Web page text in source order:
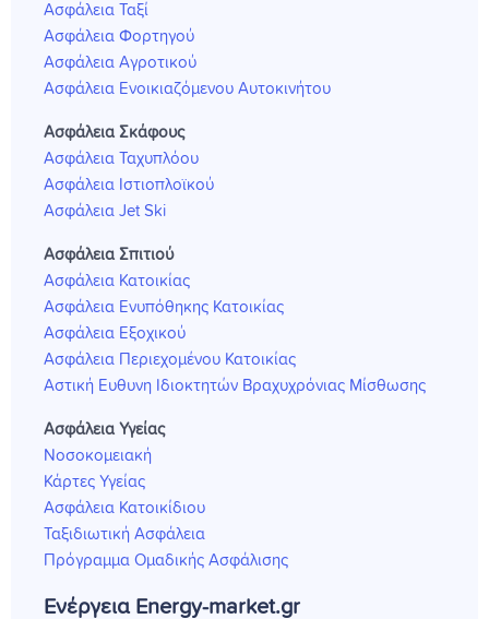
Ασφάλεια Ταξί
Ασφάλεια Φορτηγού
Ασφάλεια Αγροτικού
Ασφάλεια Ενοικιαζόμενου Αυτοκινήτου
Ασφάλεια Σκάφους
Ασφάλεια Ταχυπλόου
Ασφάλεια Ιστιοπλοϊκού
Ασφάλεια Jet Ski
Ασφάλεια Σπιτιού
Ασφάλεια Κατοικίας
Ασφάλεια Ενυπόθηκης Κατοικίας
Ασφάλεια Εξοχικού
Ασφάλεια Περιεχομένου Κατοικίας
Αστική Ευθυνη Ιδιοκτητών Βραχυχρόνιας Μίσθωσης
Ασφάλεια Υγείας
Νοσοκομειακή
Κάρτες Υγείας
Ασφάλεια Κατοικίδιου
Ταξιδιωτική Ασφάλεια
Πρόγραμμα Ομαδικής Ασφάλισης
Ενέργεια Energy-market.gr